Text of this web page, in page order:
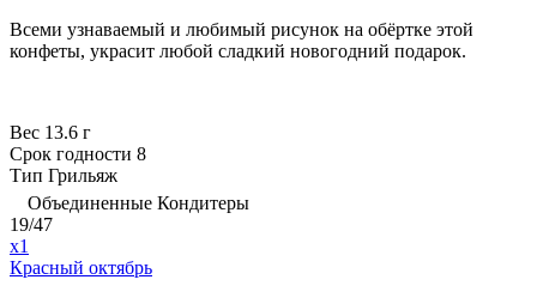
Всеми узнаваемый и любимый рисунок на обёртке этой
конфеты, украсит любой сладкий новогодний подарок.
Вес 13.6 г
Срок годности 8
Тип Грильяж
Объединенные Кондитеры
19/47
x1
Красный октябрь